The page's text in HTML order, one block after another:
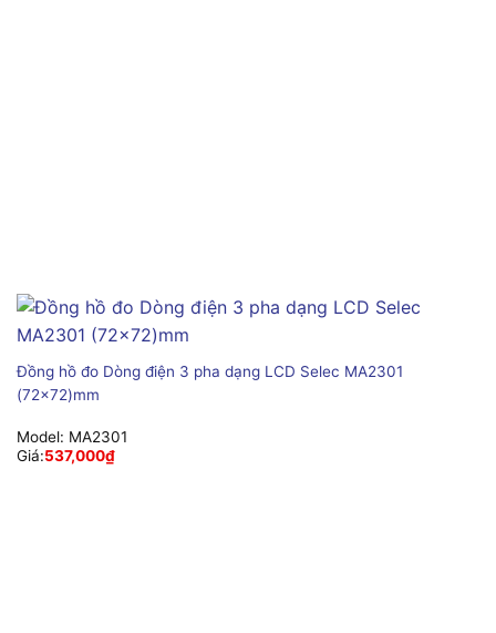
Đồng hồ đo Dòng điện 3 pha dạng LCD Selec MA2301
(72×72)mm
Model: MA2301
Giá:537,000₫